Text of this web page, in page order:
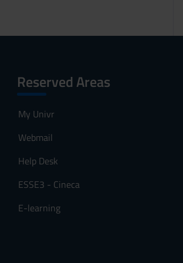
Reserved Areas
My Univr
Webmail
Help Desk
ESSE3 - Cineca
E-learning